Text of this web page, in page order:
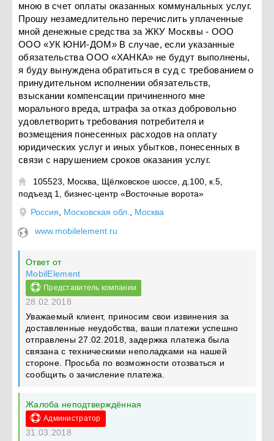
мною в счет оплаты оказанных коммунальных услуг.
Прошу незамедлительно перечислить уплаченные
мной денежные средства за ЖКУ Москвы - ООО
ООО «УК ЮНИ-ДОМ» В случае, если указанные
обязательства ООО «ХАНКА» не будут выполнены,
я буду вынуждена обратиться в суд с требованием о
принудительном исполнении обязательств,
взыскании компенсации причиненного мне
морального вреда, штрафа за отказ добровольно
удовлетворить требования потребителя и
возмещения понесенных расходов на оплату
юридических услуг и иных убытков, понесенных в
связи с нарушением сроков оказания услуг.

105523, Москва, Щёлковское шоссе, д.100, к.5,
подъезд 1, бизнес-центр «Восточные ворота»
Россия
Московская обл.
Москва
www.mobilelement.ru
Ответ от
MobilElement
Представитель компании
28.02.2018
Уважаемый клиент, приносим свои извинения за
доставленные неудобства, ваши платежи успешно
отправлены 27.02.2018, задержка платежа была
связана с техническими неполадками на нашей
стороне. Просьба по возможности отозваться и
сообщить о зачисление платежа.
Жалоба неподтверждённая
Администратор
31.03.2018